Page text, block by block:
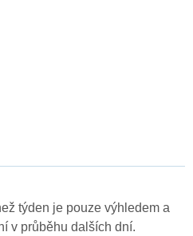
týden je pouze výhledem a
v průběhu dalších dní.